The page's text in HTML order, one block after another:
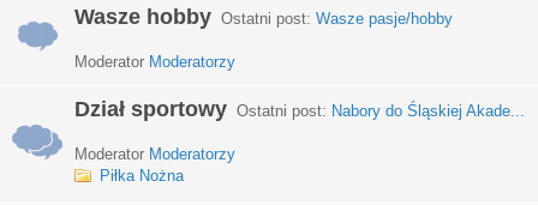
Wasze hobby Ostatni post: Wasze pasje/hobby
Moderator Moderatorzy
Dział sportowy Ostatni post: Nabory do Śląskiej Akade...
Moderator Moderatorzy
Piłka Nożna